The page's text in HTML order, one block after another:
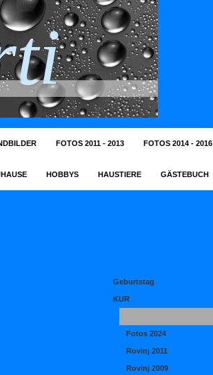
FOTOS 2011 - 2013 FOTOS 2014 - 2016
HOBBYS HAUSTIERE GÄSTEBUCH
Geburtstag
KUR
Fotos 2024
Rovinj 2011
Rovinj 2009